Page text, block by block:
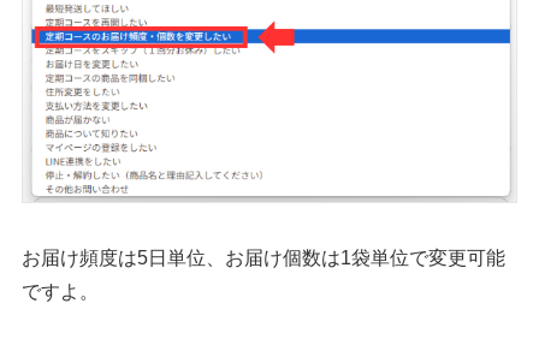
お届け頻度は5日単位、お届け個数は1袋単位で変更可能
ですよ。